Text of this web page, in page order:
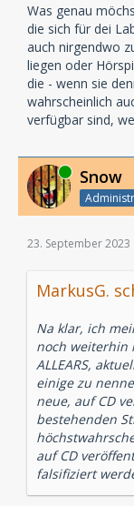
Was genau
die sich für dei
auch nirgendwo
liegen oder
die - wenn sie
wahrscheinlich
verfügbar sind,
Online Snow
23. September 2023
MarkusG.
Na klar, ich
noch weiterhin
ALLEARS,
einige zu
neue, auf CD
bestehenden
auf CD
falsifiziert